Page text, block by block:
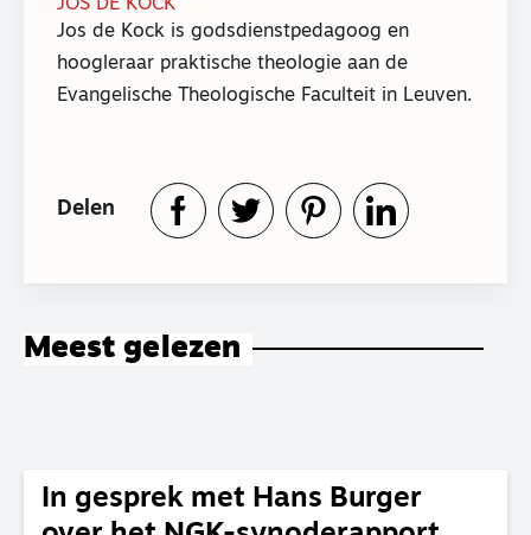
JOS DE KOCK
Jos de Kock is godsdienstpedagoog en
hoogleraar praktische theologie aan de
Evangelische Theologische Faculteit in Leuven.
Delen
Meest gelezen
In gesprek met Hans Burger